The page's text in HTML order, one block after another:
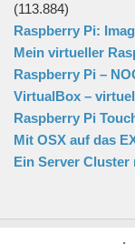
(113.884)
Raspberry Pi:
Mein virtueller
Raspberry Pi –
VirtualBox –
Raspberry Pi
Mit OSX auf das
Ein Server